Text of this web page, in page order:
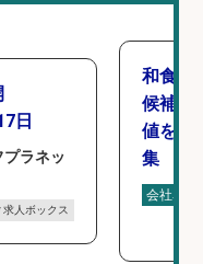
日
ラネッ
人ボックス
和食,
候補/
値を上
集
会社名